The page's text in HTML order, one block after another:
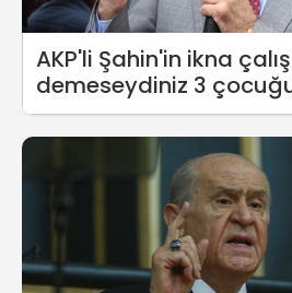
AKP'li Şahin'in ikna
demeseydiniz 3
olmayacaktı